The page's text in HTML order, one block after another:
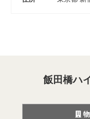
飯田橋ハ